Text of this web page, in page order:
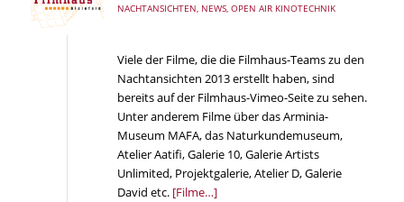
NACHTANSICHTEN, NEWS, OPEN AIR KINOTECHNIK
Viele der Filme, die die Filmhaus-Teams zu den
Nachtansichten 2013 erstellt haben, sind
bereits auf der Filmhaus-Vimeo-Seite zu sehen.
Unter anderem Filme über das Arminia-
Museum MAFA, das Naturkundemuseum,
Atelier Aatifi, Galerie 10, Galerie Artists
Unlimited, Projektgalerie, Atelier D, Galerie
David etc. [Filme…]